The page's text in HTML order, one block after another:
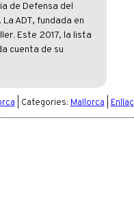
de Defensa del
ADT, fundada en
Este 2017, la lista
cuenta de su
| Categories: Mallorca Enllaç